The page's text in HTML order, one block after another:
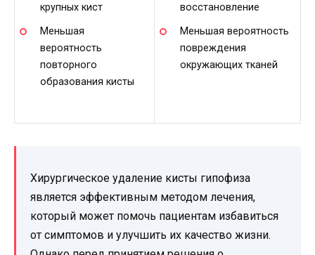
крупных кист
Меньшая
вероятность
повторного
образования кисты
восстановление
Меньшая вероятность
повреждения
окружающих тканей
Хирургическое удаление кисты гипофиза
является эффективным методом лечения,
который может помочь пациентам избавиться
от симптомов и улучшить их качество жизни.